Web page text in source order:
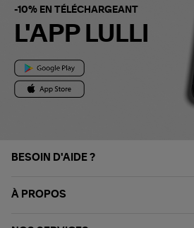
-10% EN TÉLÉCHARGEANT
L'APP LULLI
BESOIN D'AIDE ?
À PROPOS